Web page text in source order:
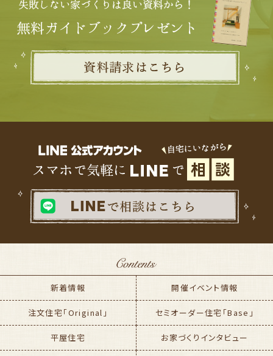
新着情報 開催イベント情報
注文住宅「Original」 セミオーダー住宅「Base」
平屋住宅 お家づくりインタビュー